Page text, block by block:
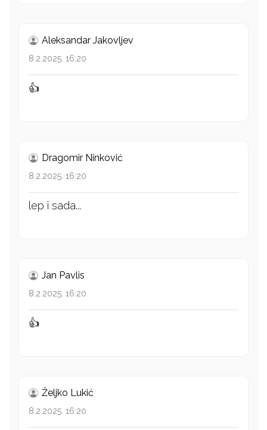
Aleksandar Jakovljev
8.2.2025. 16:20
👍
Dragomir Ninković
8.2.2025. 16:20
lep i sada...
Jan Pavlis
8.2.2025. 16:20
👍
Željko Lukić
8.2.2025. 16:20